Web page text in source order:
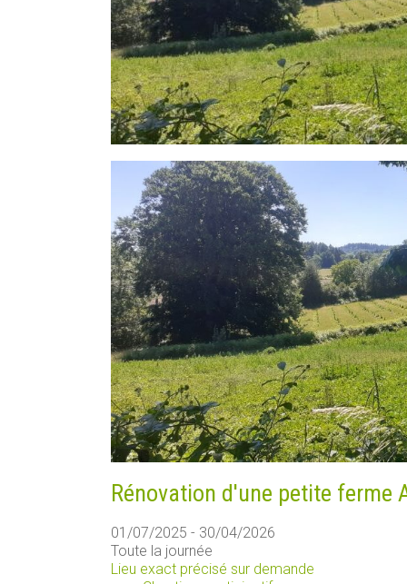
Rénovation d'une petite ferme
01/07/2025 - 30/04/2026
Toute la journée
Lieu exact précisé sur demande